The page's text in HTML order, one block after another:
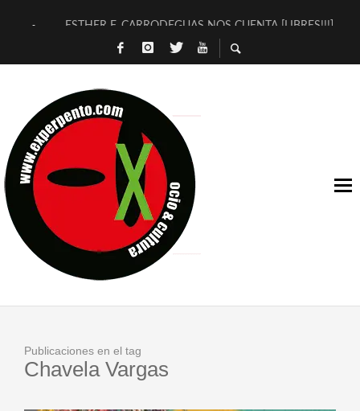
ESTHER F. CARRODEGUAS NOS CUENTA [LIBRES!!!]
[TERRA DE GUAPES] DE SANDRA MONFORT
TIMBRE 4, LA ESCUELA DEL DIRECTOR TEATRAL CLAUDIO
30 AÑOS (NO ES NADA) DE LA KATARSIS DEL TOMATAZO
MILITARES JUDÍAS EN #EXVITA
D’BALDOMEROS REINVENTAN [BITÁCORA 3.0] EN EXVITA
MARSHALL FLASH PRESENTA EN EXVITA [RELATIVA
JOFRE BARDAGÍ EN EXVITA INTERPRETANDO A SERRAT
Publicaciones en el tag
Chavela Vargas